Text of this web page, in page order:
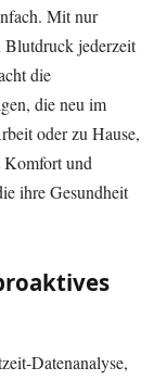
Mit nur
jederzeit
die
die neu im
oder zu Hause,
Komfort und
ihre Gesundheit
Datenanalyse,